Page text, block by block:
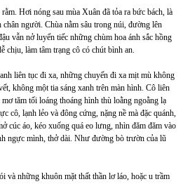
Hơi nóng sau mùa Xuân đã tỏa ra bức bách, là
chân người. Chùa nằm sâu trong núi, đường lên
vẫn nở luyến tiếc những chùm hoa ánh sắc hồng
chịu, làm tâm trạng cô có chút bình an.
liên tục đi xa, những chuyến đi xa mịt mù không
không một tia sáng xanh trên màn hình. Cô liên
tăm tối loáng thoáng hình thù loằng ngoằng lạ
cô, lạnh lẻo và đông cứng, nặng nề mà đặc quánh,
cúc áo, kéo xuống quá eo lưng, nhìn đăm đăm vào
ngực mình, thở dài. Như đường bò trườn của lũ
và những khuôn mặt thất thần lơ láo, hoặc u trầm